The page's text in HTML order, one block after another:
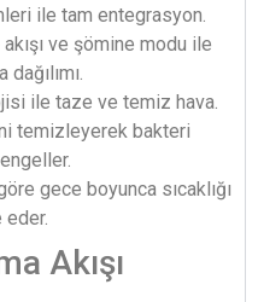
ile tam entegrasyon.
ve şömine modu ile
ile taze ve temiz hava.
temizleyerek bakteri
gece boyunca sıcaklığı
Akışı